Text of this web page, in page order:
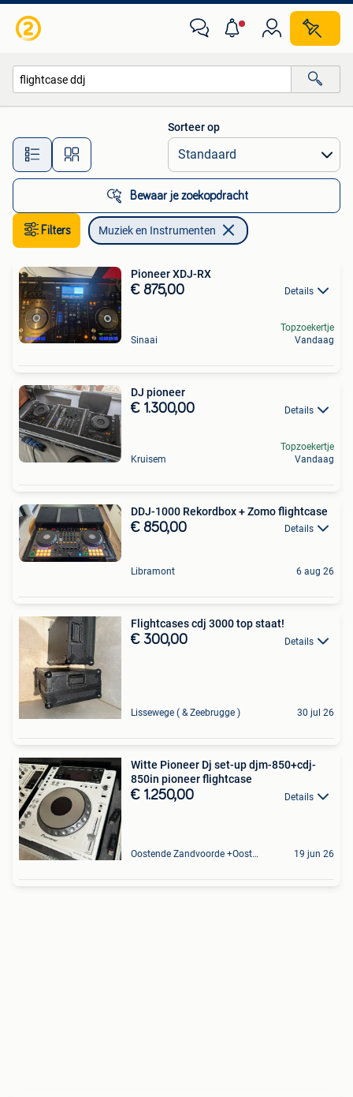
Alle afstanden…
Sorteer op
Bewaar je zoekopdracht
Filters Muziek en Instrumenten
Pioneer XDJ-RX
€ 875,00 Details
Sinaai
Topzoekertje
Vandaag
DJ pioneer
€ 1.300,00 Details
Kruisem
Topzoekertje
Vandaag
DDJ-1000 Rekordbox + Zomo flightcase
€ 850,00 Details
Libramont 6 aug 26
Flightcases cdj 3000 top staat!
€ 300,00 Details
Lissewege ( & Zeebrugge ) 30 jul 26
Witte Pioneer Dj set-up djm-850+cdj-
850in pioneer flightcase
€ 1.250,00 Details
Oostende Zandvoorde +Oostende 19 jun 26